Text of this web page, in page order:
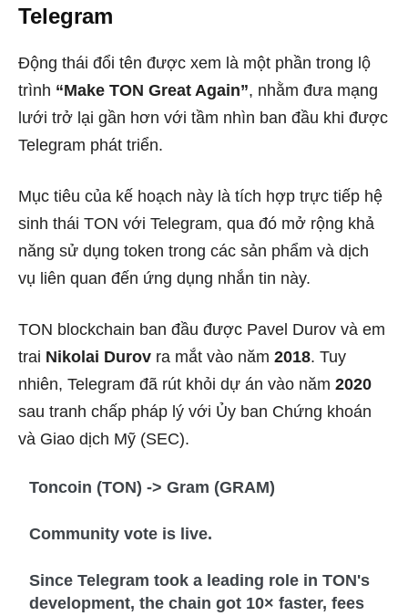
Telegram
Động thái đổi tên được xem là một phần trong lộ
trình “Make TON Great Again”, nhằm đưa mạng
lưới trở lại gần hơn với tầm nhìn ban đầu khi được
Telegram phát triển.
Mục tiêu của kế hoạch này là tích hợp trực tiếp hệ
sinh thái TON với Telegram, qua đó mở rộng khả
năng sử dụng token trong các sản phẩm và dịch
vụ liên quan đến ứng dụng nhắn tin này.
TON blockchain ban đầu được Pavel Durov và em
trai Nikolai Durov ra mắt vào năm 2018. Tuy
nhiên, Telegram đã rút khỏi dự án vào năm 2020
sau tranh chấp pháp lý với Ủy ban Chứng khoán
và Giao dịch Mỹ (SEC).
Toncoin (TON) -> Gram (GRAM)
Community vote is live.
Since Telegram took a leading role in TON's
development, the chain got 10× faster, fees